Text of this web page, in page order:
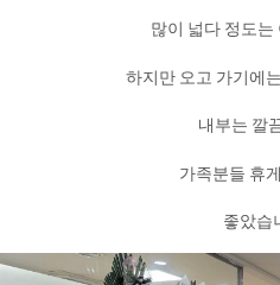
많이 넓다 정도
하지만 오고 가기에
내부는 깔
가족분들 휴
좋았습